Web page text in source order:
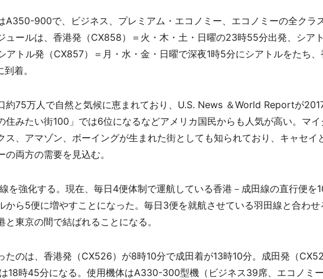
A350-900で、ビジネス、プレミアム・エコノミー、エコノミーの全クラ
ュールは、香港発（CX858）＝火・木・土・日曜の23時55分出発、シア
アトル発（CX857）＝月・水・金・日曜で深夜1時5分にシアトルをたち
着。
75万人で自然と気候に恵まれており、U.S. News ＆World Reportが
住みたい街100」では6位になるなどアメリカ国民からも人気が高い。マイ
ス、アマゾン、ボーイングが生まれた街としても知られており、キャセイ
の両方の需要を見込む。
強化する。現在、毎日4便体制で運航している香港－成田線の直行便を
から5便に増やすことになった。毎日3便を就航させている羽田線と合わせ
と東京の間で結ばれることになる。
のは、香港発（CX526）が8時10分で成田着が13時10分。成田発（
18時45分になる。使用機体はA330-300型機（ビジネス39席、エコノミ